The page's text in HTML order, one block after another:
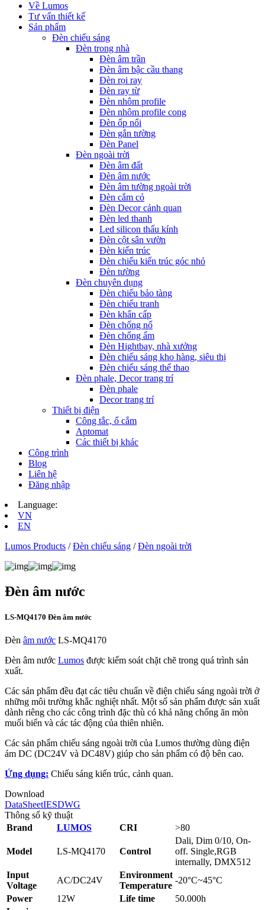
Về Lumos
Tư vấn thiết kế
Sản phẩm
Đèn chiếu sáng
Đèn trong nhà
Đèn âm trần
Đèn âm bậc cầu thang
Đèn rọi ray
Đèn ray từ
Đèn nhôm profile
Đèn nhôm profile cong
Đèn ốp nổi
Đèn gắn tường
Đèn Panel
Đèn ngoài trời
Đèn âm đất
Đèn âm nước
Đèn âm tường ngoài trời
Đèn cắm cỏ
Đèn Decor cảnh quan
Đèn led thanh
Led silicon thấu kính
Đèn cột sân vườn
Đèn kiến trúc
Đèn chiếu kiến trúc góc nhỏ
Đèn tường
Đèn chuyên dụng
Đèn chiếu bảo tàng
Đèn chiếu tranh
Đèn khẩn cấp
Đèn chống nổ
Đèn chống ẩm
Đèn Hightbay, nhà xưởng
Đèn chiếu sáng kho hàng, siêu thị
Đèn chiếu sáng thể thao
Đèn phale, Decor trang trí
Đèn phale
Decor trang trí
Thiết bị điện
Công tắc, ổ cắm
Aptomat
Các thiết bị khác
Công trình
Blog
Liên hệ
Đăng nhập
Language:
VN
EN
Lumos Products /Đèn chiếu sáng /Đèn ngoài trời
Đèn âm nước
LS-MQ4170 Đèn âm nước
Đèn âm nước LS-MQ4170
Đèn âm nước Lumos được kiểm soát chặt chẽ trong quá trình sản
xuất.
Các sản phẩm đều đạt các tiêu chuẩn về điện chiếu sáng ngoài trời ở
những môi trường khắc nghiệt nhất. Một số sản phẩm được sản xuất
dành riêng cho các công trình đặc thù có khả năng chống ăn mòn
muối biển và các tác động của thiên nhiên.
Các sản phẩm chiếu sáng ngoài trời của Lumos thường dùng điện
ám DC (DC24V và DC48V) giúp cho sản phẩm có độ bên cao.
Ứng dụng: Chiếu sáng kiến trúc, cảnh quan.
Download
DataSheetIESDWG
Thông số kỹ thuật
Brand
LUMOS CRI >80
Model LS-MQ4170 Control
Dali, Dim 0/10, On-
off. Single,RGB
internally, DMX512
Input
Voltage
AC/DC24V
Environment
Temperature
-20°C~45°C
Power
12W Life time
50.000h